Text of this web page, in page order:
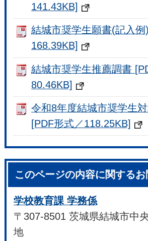
141.43KB]
結城市奨学生願書(記入例
168.39KB]
結城市奨学生推薦調書
80.46KB]
令和8年度結城市奨学生
[PDF形式／118.25KB]
このページの内容に関する
学校教育課 学務係
〒307-8501 茨城県結城市中
地